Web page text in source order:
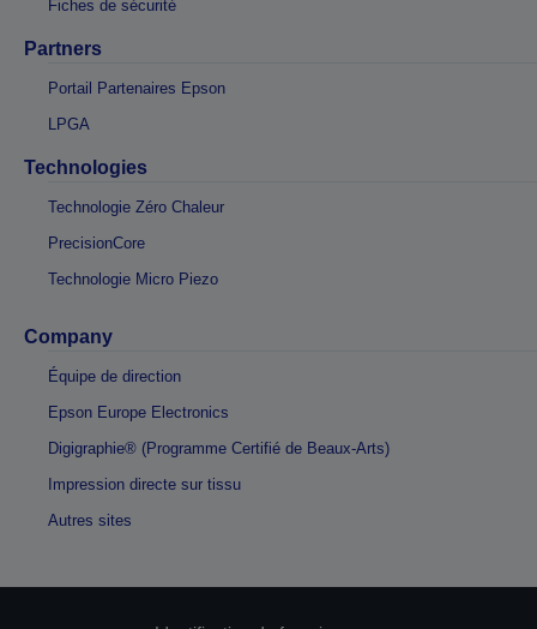
Fiches de sécurité
Partners
Portail Partenaires Epson
LPGA
Technologies
Technologie Zéro Chaleur
PrecisionCore
Technologie Micro Piezo
Company
Équipe de direction
Epson Europe Electronics
Digigraphie® (Programme Certifié de Beaux-Arts)
Impression directe sur tissu
Autres sites